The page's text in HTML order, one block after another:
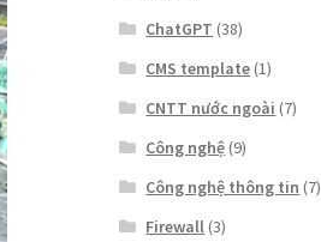
ChatGPT (38)
CMS template (1)
CNTT nước ngoài (7)
Công nghệ (9)
Công nghệ thông tin (7)
Firewall (3)